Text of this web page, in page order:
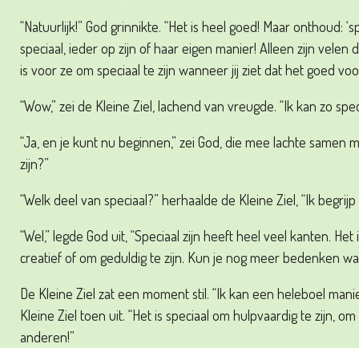
“Natuurlijk!” God grinnikte. “Het is heel goed! Maar onthoud:
speciaal, ieder op zijn of haar eigen manier! Alleen zijn
is voor ze om speciaal te zijn wanneer jij ziet dat het goed
“Wow,” zei de Kleine Ziel, lachend van vreugde. “Ik kan zo
“Ja, en je kunt nu beginnen,” zei God, die mee lachte samen
zijn?”
“Welk deel van speciaal?” herhaalde de Kleine Ziel, “Ik
“Wel,” legde God uit, “Speciaal zijn heeft heel veel kanten.
creatief of om geduldig te zijn. Kun je nog meer bedenken
De Kleine Ziel zat een moment stil. “Ik kan een heleboel
Kleine Ziel toen uit. “Het is speciaal om hulpvaardig te zijn,
anderen!”